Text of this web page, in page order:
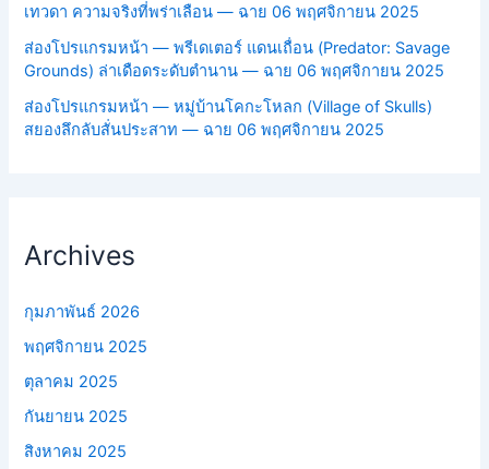
เทวดา ความจริงที่พร่าเลือน — ฉาย 06 พฤศจิกายน 2025
ส่องโปรแกรมหน้า — พรีเดเตอร์ แดนเถื่อน (Predator: Savage
Grounds) ล่าเดือดระดับตำนาน — ฉาย 06 พฤศจิกายน 2025
ส่องโปรแกรมหน้า — หมู่บ้านโคกะโหลก (Village of Skulls)
สยองลึกลับสั่นประสาท — ฉาย 06 พฤศจิกายน 2025
Archives
กุมภาพันธ์ 2026
พฤศจิกายน 2025
ตุลาคม 2025
กันยายน 2025
สิงหาคม 2025